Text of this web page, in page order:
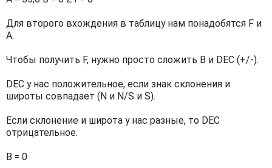
Для второго вхождения в таблицу нам понадобятся F и
А.
Чтобы получить F, нужно просто сложить B и DEC (+/-).
DEC у нас положительное, если знак склонения и
широты совпадает (N и N/S и S).
Если склонение и широта у нас разные, то DEC
отрицательное.
B = 0